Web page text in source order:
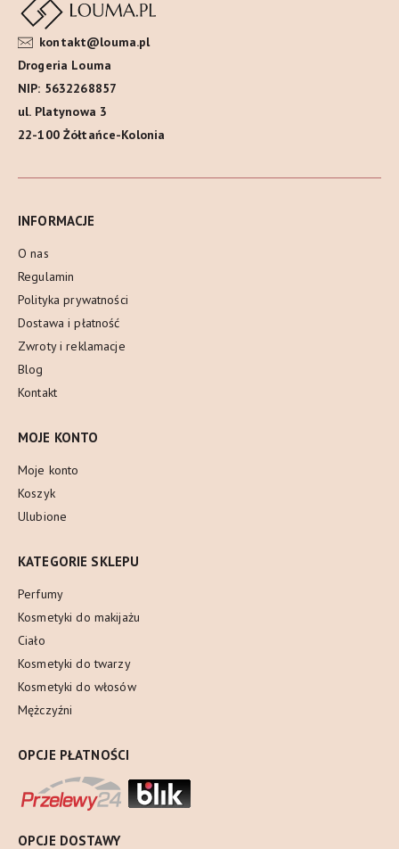
kontakt@louma.pl
Drogeria Louma
NIP: 5632268857
ul. Platynowa 3
22-100 Żółtańce-Kolonia
INFORMACJE
O nas
Regulamin
Polityka prywatności
Dostawa i płatność
Zwroty i reklamacje
Blog
Kontakt
MOJE KONTO
Moje konto
Koszyk
Ulubione
KATEGORIE SKLEPU
Perfumy
Kosmetyki do makijażu
Ciało
Kosmetyki do twarzy
Kosmetyki do włosów
Mężczyźni
OPCJE PŁATNOŚCI
OPCJE DOSTAWY